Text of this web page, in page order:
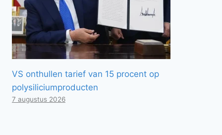
VS onthullen tarief van 15 procent op
polysiliciumproducten
7 augustus 2026